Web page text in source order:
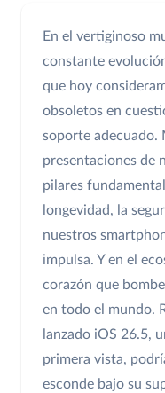
En el vertiginoso
constante
que hoy
obsoletos en
soporte adecuado.
presentaciones de
pilares
longevidad, la
nuestros
impulsa. Y en el
corazón que
en todo el mundo.
lanzado iOS 26.5,
primera vista,
esconde bajo su